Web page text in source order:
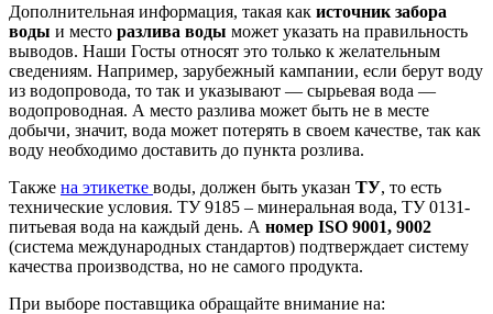
Дополнительная информация, такая как источник забора
воды и место разлива воды может указать на правильность
выводов. Наши Госты относят это только к желательным
сведениям. Например, зарубежный кампании, если берут воду
из водопровода, то так и указывают — сырьевая вода —
водопроводная. А место разлива может быть не в месте
добычи, значит, вода может потерять в своем качестве, так как
воду необходимо доставить до пункта розлива.
Также на этикетке воды, должен быть указан ТУ, то есть
технические условия. ТУ 9185 – минеральная вода, ТУ 0131-
питьевая вода на каждый день. А номер ISO 9001, 9002
(система международных стандартов) подтверждает систему
качества производства, но не самого продукта.
При выборе поставщика обращайте внимание на: